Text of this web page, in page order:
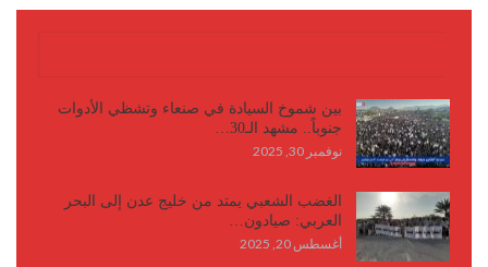
بين شموخ السيادة في صنعاء وتشظي الأدوات
جنوباً.. مشهد الـ30…
نوفمبر 30, 2025
الغضب الشعبي يمتد من خليج عدن إلى البحر
العربي: صيادون…
أغسطس 20, 2025